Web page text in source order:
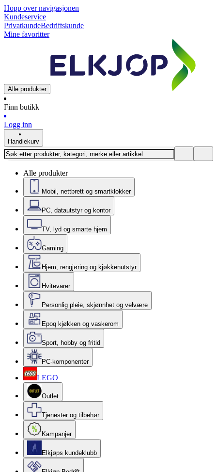
Hopp over navigasjonen
Kundeservice
PrivatkundeBedriftskunde
Mine favoritter
Alle produkter
Finn butikk
Logg inn
Handlekurv
Alle produkter
Mobil, nettbrett og smartklokker
PC, datautstyr og kontor
TV, lyd og smarte hjem
Gaming
Hjem, rengjøring og kjøkkenutstyr
Hvitevarer
Personlig pleie, skjønnhet og velvære
Epoq kjøkken og vaskerom
Sport, hobby og fritid
PC-komponenter
LEGO
Outlet
Tjenester og tilbehør
Kampanjer
Elkjøps kundeklubb